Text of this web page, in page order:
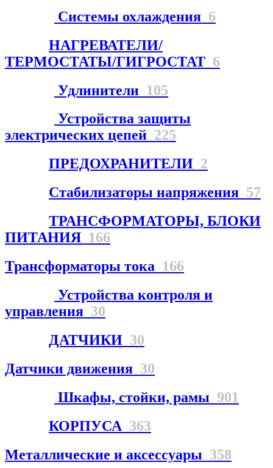
Системы охлаждения 6
НАГРЕВАТЕЛИ/
ТЕРМОСТАТЫ/ГИГРОСТАТ 6
Удлинители 105
Устройства защиты
электрических цепей 225
ПРЕДОХРАНИТЕЛИ 2
Стабилизаторы напряжения 57
ТРАНСФОРМАТОРЫ, БЛОКИ
ПИТАНИЯ 166
Трансформаторы тока 166
Устройства контроля и
управления 30
ДАТЧИКИ 30
Датчики движения 30
Шкафы, стойки, рамы 901
КОРПУСА 363
Металлические и аксессуары 358